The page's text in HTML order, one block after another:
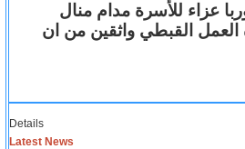
عزاء للأسرة مدام منال
العمل القبطي واثقين من ان
Details
Latest News